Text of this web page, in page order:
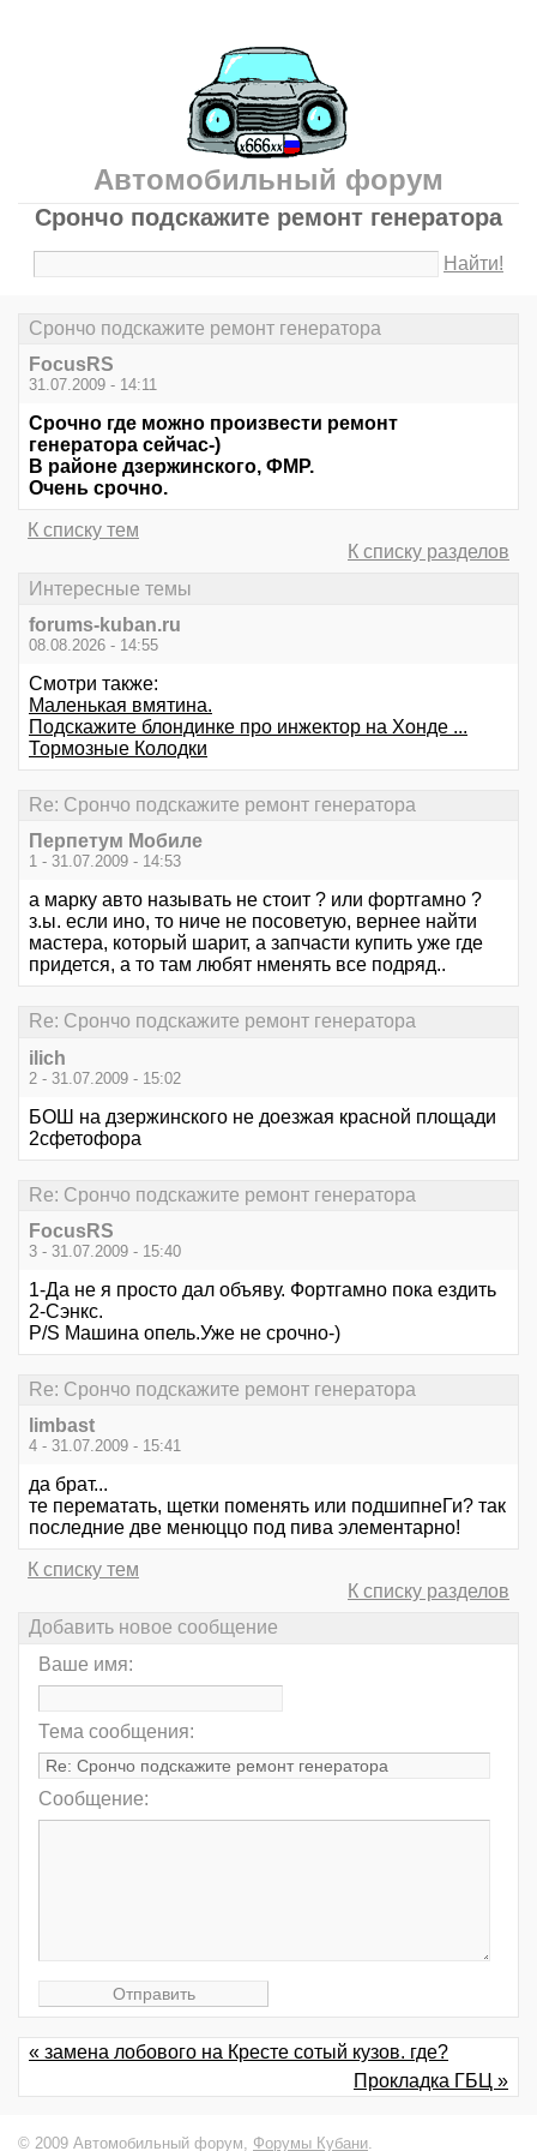
Автомобильный форум
Срончо подскажите ремонт генератора
Найти!
Срончо подскажите ремонт генератора
FocusRS
31.07.2009 - 14:11
Срочно где можно произвести ремонт
генератора сейчас-)
В районе дзержинского, ФМР.
Очень срочно.
К списку тем
К списку разделов
Интересные темы
forums-kuban.ru
08.08.2026 - 14:55
Смотри также:
Маленькая вмятина.
Подскажите блондинке про инжектор на Хонде ...
Тормозные Колодки
Re: Срончо подскажите ремонт генератора
Перпетум Мобиле
1 - 31.07.2009 - 14:53
а марку авто называть не стоит ? или фортгамно ?
з.ы. если ино, то ниче не посоветую, вернее найти
мастера, который шарит, а запчасти купить уже где
придется, а то там любят нменять все подряд..
Re: Срончо подскажите ремонт генератора
ilich
2 - 31.07.2009 - 15:02
БОШ на дзержинского не доезжая красной площади
2сфетофора
Re: Срончо подскажите ремонт генератора
FocusRS
3 - 31.07.2009 - 15:40
1-Да не я просто дал объяву. Фортгамно пока ездить
2-Сэнкс.
P/S Машина опель.Уже не срочно-)
Re: Срончо подскажите ремонт генератора
limbast
4 - 31.07.2009 - 15:41
да брат...
те перематать, щетки поменять или подшипнеГи? так
последние две менюццо под пива элементарно!
К списку тем
К списку разделов
Добавить новое сообщение
Ваше имя:
Тема сообщения:
Сообщение:
« замена лобового на Кресте сотый кузов. где?
Прокладка ГБЦ »
© 2009 Автомобильный форум, Форумы Кубани.